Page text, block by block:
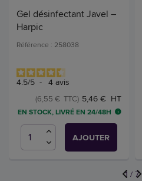
Gel désinfectant Javel –
Harpic
Référence : 258038
4.5/5 - 4 avis
5,46 € HT
(6,55 € TTC)
EN STOCK, LIVRÉ EN 24/48H
AJOUTER
1 / 7